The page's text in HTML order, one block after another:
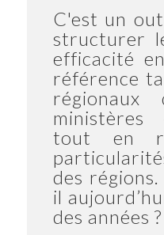
C'est un
structurer
efficacité
référence
ministères
tout en
des
il
des années ?